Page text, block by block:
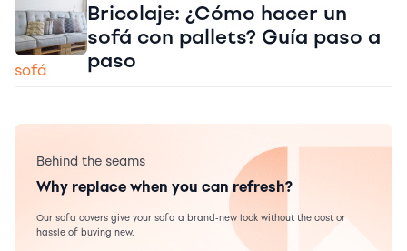
Bricolaje: ¿Cómo hacer un
sofá con pallets? Guía paso a
paso
Behind the seams
Why replace when you can refresh?
Our sofa covers give your sofa a brand-new look without the cost or
hassle of buying new.